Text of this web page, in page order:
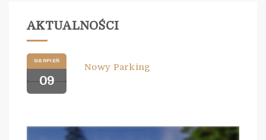
AKTUALNOŚCI
SIERPIEŃ
09
Nowy Parking